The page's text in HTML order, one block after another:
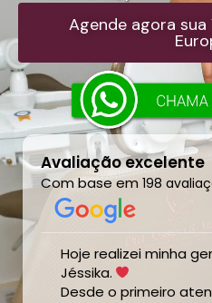
Agende agora
Avaliação excelente
Com base em 198
Hoje realizei minha
Jéssika.
Desde o primeiro